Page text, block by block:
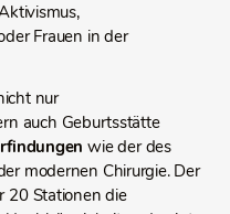
Frauen in der
nur
auch Geburtsstätte
wie der des
modernen Chirurgie. Der
20 Stationen die